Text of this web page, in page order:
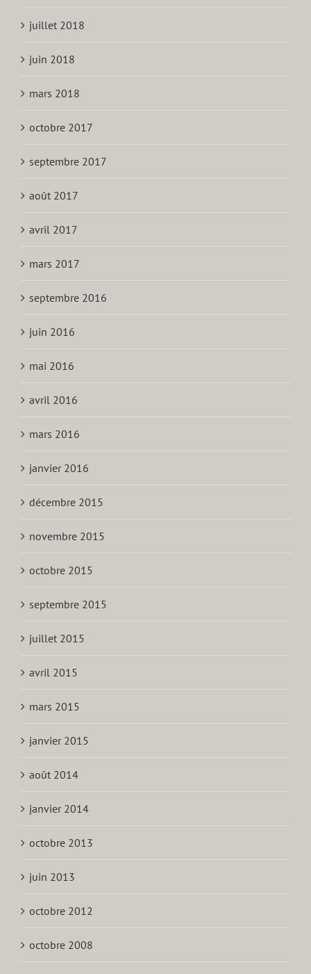
juillet 2018
juin 2018
mars 2018
octobre 2017
septembre 2017
août 2017
avril 2017
mars 2017
septembre 2016
juin 2016
mai 2016
avril 2016
mars 2016
janvier 2016
décembre 2015
novembre 2015
octobre 2015
septembre 2015
juillet 2015
avril 2015
mars 2015
janvier 2015
août 2014
janvier 2014
octobre 2013
juin 2013
octobre 2012
octobre 2008